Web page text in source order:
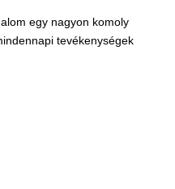
egy nagyon komoly
tevékenységek